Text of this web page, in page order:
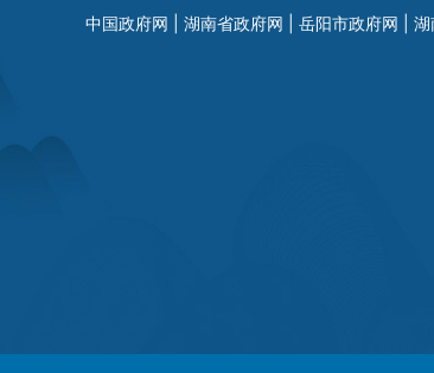
中国政府网 湖南省政府网 岳阳市政府网 湖